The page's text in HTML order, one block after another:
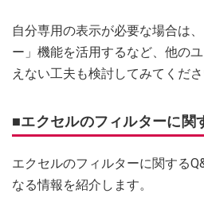
自分専用の表示が必要な場合は
ー」機能を活用するなど、他の
えない工夫も検討してみてくださ
■エクセルのフィルターに関
エクセルのフィルターに関する
なる情報を紹介します。